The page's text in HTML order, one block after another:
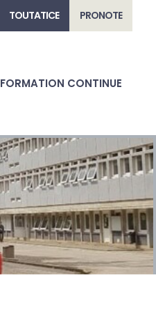
TOUTATICE PRONOTE
FORMATION CONTINUE